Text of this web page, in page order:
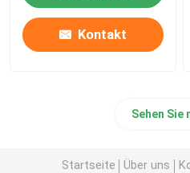
Kontakt
Sehen Sie
Startseite Über uns